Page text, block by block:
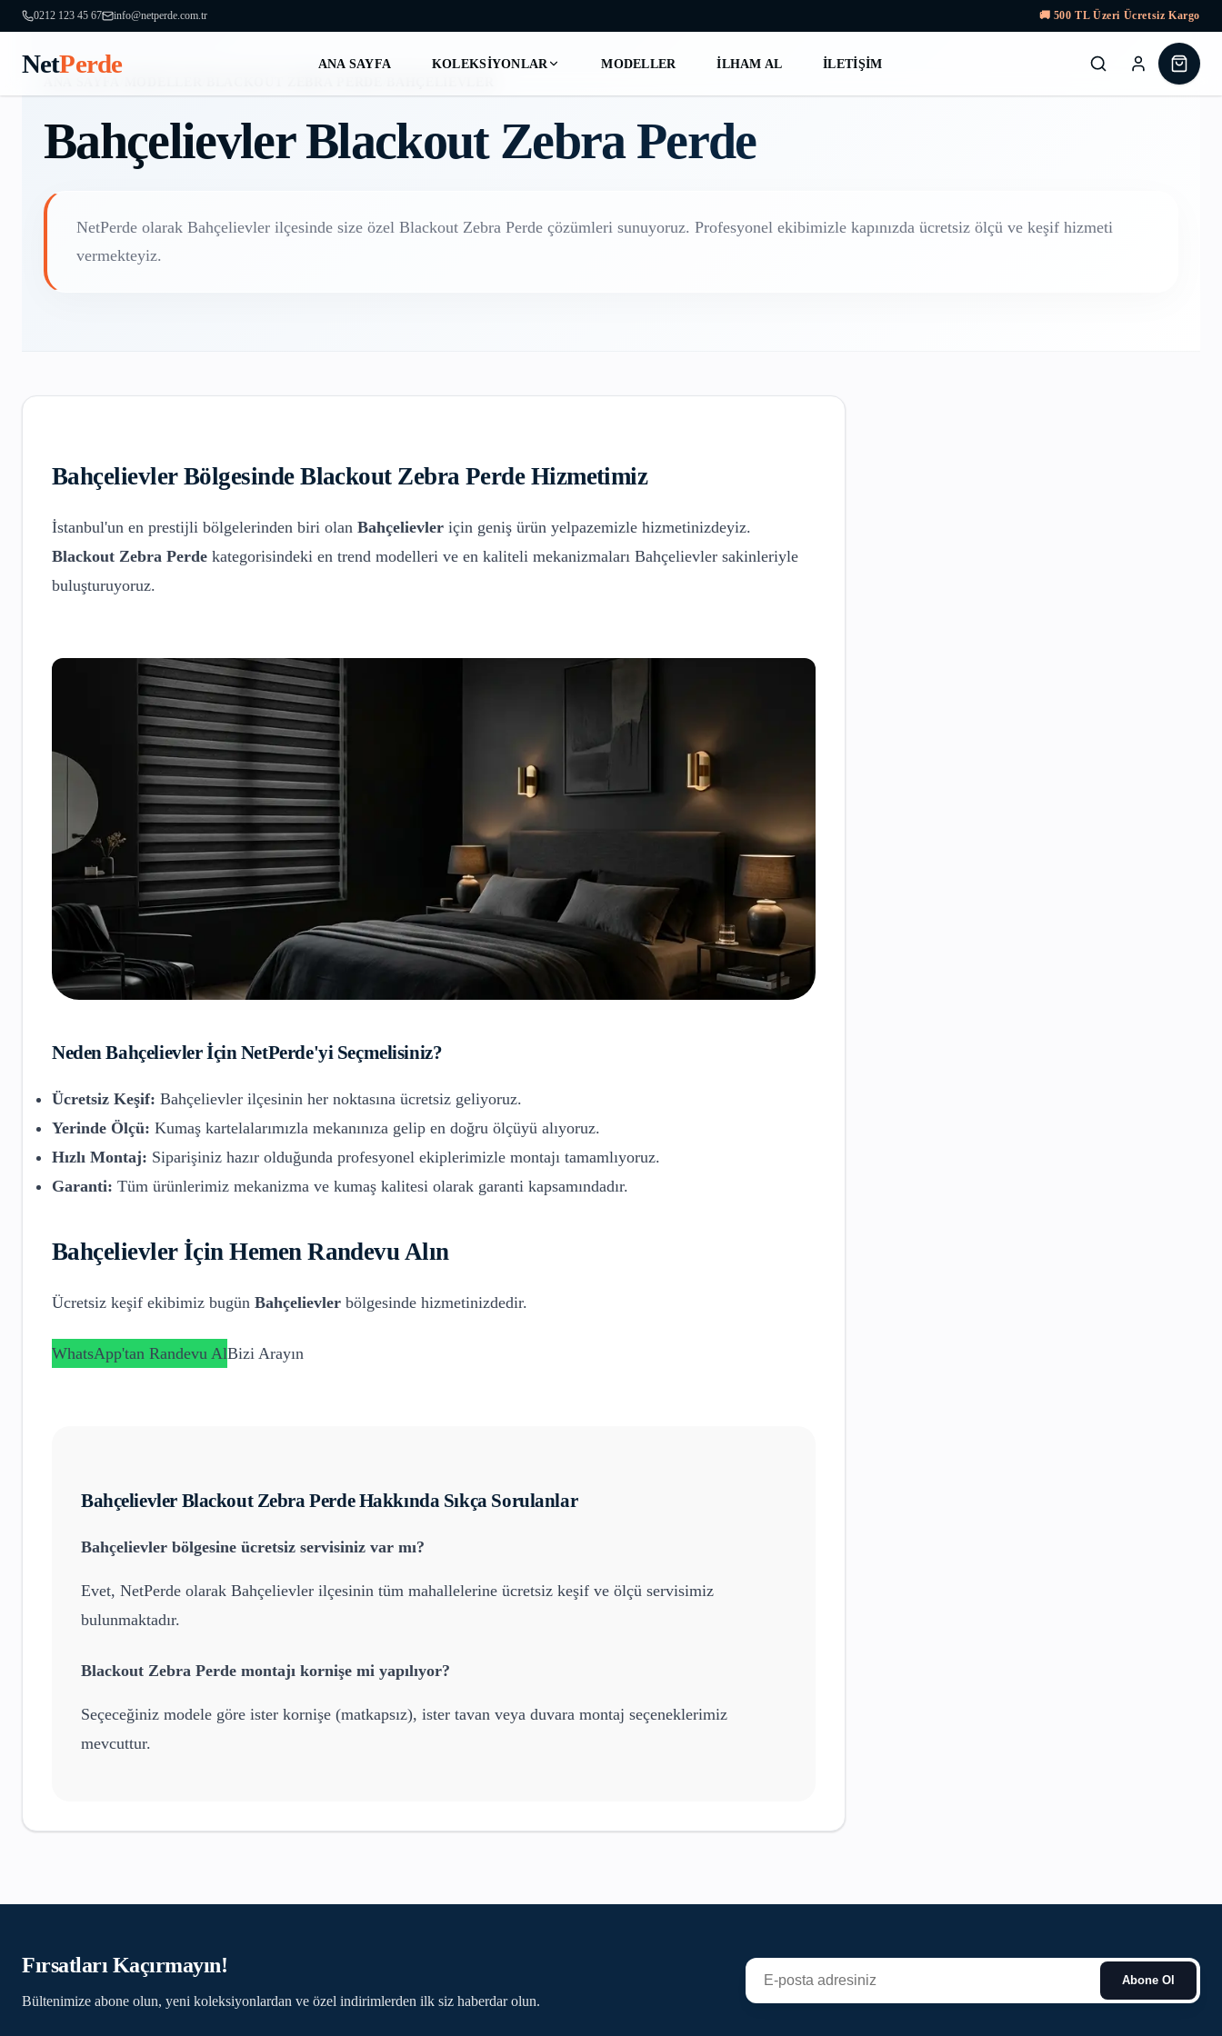
0212 123 45 67 info@netperde.com.tr 🚚 500 TL Üzeri Ücretsiz Kargo
NetPerde ANA SAYFA KOLEKSIYONLAR MODELLER İLHAM AL
İLETIŞIM
Bahçelievler Blackout Zebra Perde
NetPerde olarak Bahçelievler ilçesinde size özel Blackout Zebra Perde çözümleri sunuyoruz. Profesyonel ekibimizle kapınızda ücretsiz ölçü ve keşif hizmeti
vermekteyiz.
BahçelievlerBölgesindeBlackout Zebra PerdeHizmetimiz
İstanbul'un en prestijli bölgelerinden biri olan Bahçelievler için geniş ürün yelpazemizle hizmetinizdeyiz.
Blackout Zebra Perde kategorisindeki en trend modelleri ve en kaliteli mekanizmaları Bahçelievler sakinleriyle
buluşturuyoruz.
NedenBahçelievlerİçin NetPerde'yi Seçmelisiniz?
Ücretsiz Keşif: Bahçelievler ilçesinin her noktasına ücretsiz geliyoruz.
Yerinde Ölçü: Kumaş kartelalarımızla mekanınıza gelip en doğru ölçüyü alıyoruz.
Hızlı Montaj: Siparişiniz hazır olduğunda profesyonel ekiplerimizle montajı tamamlıyoruz.
Garanti: Tüm ürünlerimiz mekanizma ve kumaş kalitesi olarak garanti kapsamındadır.
Bahçelievlerİçin Hemen Randevu Alın
Ücretsiz keşif ekibimiz bugün Bahçelievler bölgesinde hizmetinizdedir.
WhatsApp'tan Randevu AlBizi Arayın
Bahçelievler Blackout Zebra PerdeHakkında Sıkça Sorulanlar
Bahçelievler bölgesine ücretsiz servisiniz var mı?
Evet, NetPerde olarak Bahçelievler ilçesinin tüm mahallelerine ücretsiz keşif ve ölçü servisimiz
bulunmaktadır.
Blackout Zebra Perde montajı kornişe mi yapılıyor?
Seçeceğiniz modele göre ister kornişe (matkapsız), ister tavan veya duvara montaj seçeneklerimiz
mevcuttur.
Fırsatları Kaçırmayın!
Bültenimize abone olun, yeni koleksiyonlardan ve özel indirimlerden ilk siz haberdar olun.
Abone Ol